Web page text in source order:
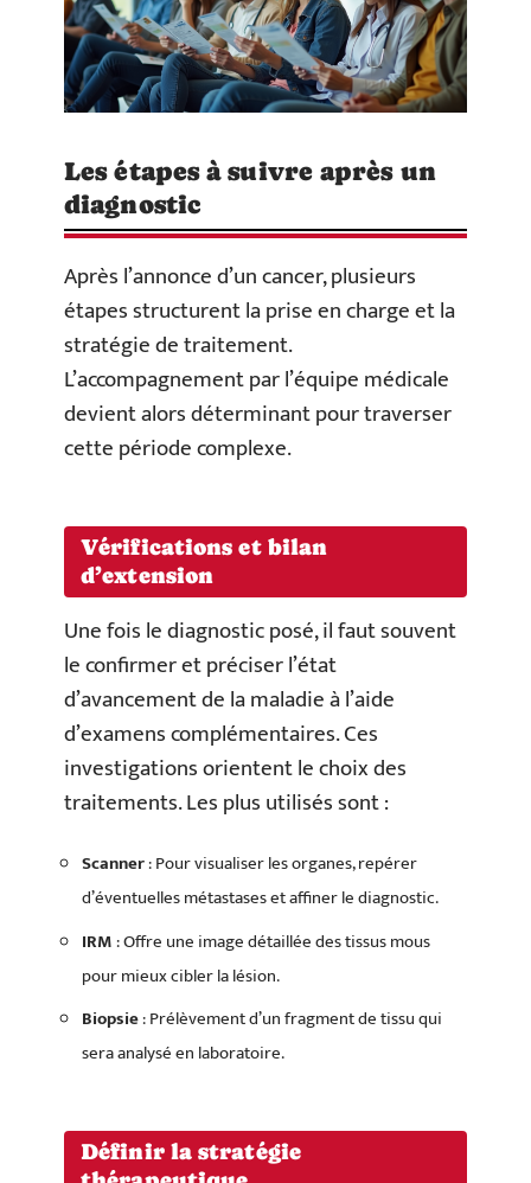
Les étapes à suivre après un
diagnostic
Après l’annonce d’un cancer, plusieurs
étapes structurent la prise en charge et la
stratégie de traitement.
L’accompagnement par l’équipe médicale
devient alors déterminant pour traverser
cette période complexe.
Vérifications et bilan
d’extension
Une fois le diagnostic posé, il faut souvent
le confirmer et préciser l’état
d’avancement de la maladie à l’aide
d’examens complémentaires. Ces
investigations orientent le choix des
traitements. Les plus utilisés sont :
Scanner: Pour visualiser les organes, repérer
d’éventuelles métastases et affiner le diagnostic.
IRM: Offre une image détaillée des tissus mous
pour mieux cibler la lésion.
Biopsie: Prélèvement d’un fragment de tissu qui
sera analysé en laboratoire.
Définir la stratégie